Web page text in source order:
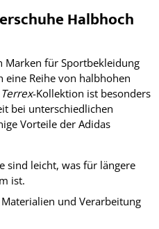
Halbhoch
Marken für Sportbekleidung
eine Reihe von halbhohen
-Kollektion ist besonders
bei unterschiedlichen
Vorteile der Adidas
sind leicht, was für längere
ist.
und Verarbeitung